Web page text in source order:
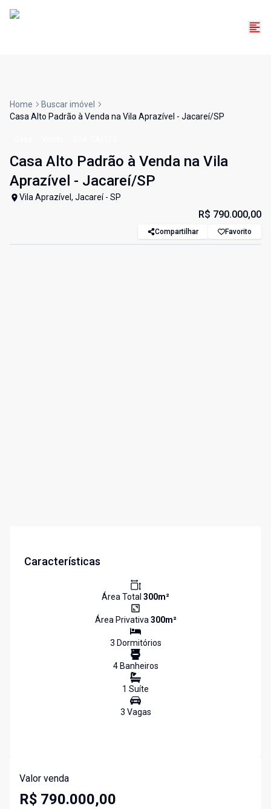
Home
Buscar imóvel
Casa Alto Padrão à Venda na Vila Aprazível - Jacareí/SP
Casa Alto Padrão à Venda na Vila
Aprazível - Jacareí/SP
Vila Aprazível, Jacareí - SP
R$ 790.000,00
Compartilhar Favorito
Características
Área Total 300m²
Área Privativa300m²
3 Dormitórios
4Banheiros
1 Suíte
3 Vagas
Valor venda
R$ 790.000,00